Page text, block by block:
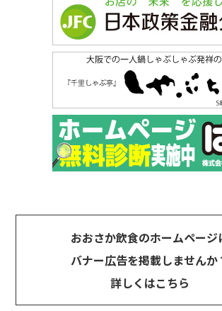
おおさか飲食のホームページ
バナー広告を掲載しませんか
詳しくはこちら